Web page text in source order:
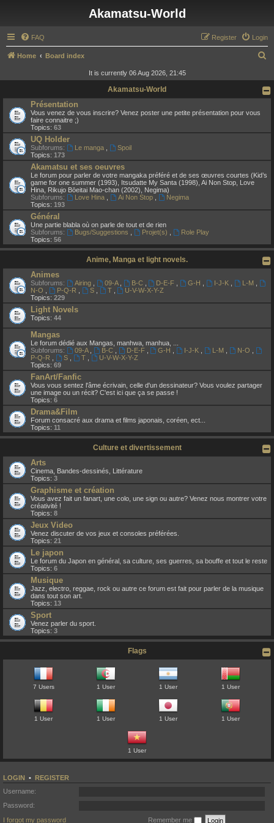
Akamatsu-World
FAQ Login
Register
Home Board index
r
It is currently 06 Aug 2026, 21:45
Akamatsu-World
Présentation
Vous venez de vous inscrire? Venez poster une petite présentation pour vous
faire connaitre ;)
Topics: 63
UQ Holder
Subforums: Le manga
Spoil
Topics: 173
Akamatsu et ses oeuvres
Le forum pour parler de votre mangaka préféré et de ses œuvres courtes (Kid’s
game for one summer (1993), Itsudatte My Santa (1998), Ai Non Stop, Love
Hina, Rikujo Bōeitai Mao-chan (2002), Negima)
Subforums:
Love Hina Ai Non Stop
Negima
Topics: 193
Général
Une partie blabla où on parle de tout et de rien
Subforums:
Bugs/Suggestions Projet(s)
Role Play
Topics: 56
Anime, Manga et light novels.
Animes
Subforums: Airing 09-A B-C D-E-F G-H I-J-K L-M
N-O
P-Q-R S T
U-V-W-X-Y-Z
Topics: 229
Light Novels
Topics: 44
Mangas
Le forum dédié aux Mangas, manhwa, manhua, ...
Subforums:
09-A B-C D-E-F G-H I-J-K L-M N-O
P-Q-R
S T
U-V-W-X-Y-Z
Topics: 69
FanArt/Fanfic
Vous vous sentez l'âme écrivain, celle d'un dessinateur? Vous voulez partager
une image ou un récit? C'est ici que ça se passe !
Topics: 6
Drama&Film
Forum consacré aux drama et films japonais, coréen, ect...
Topics: 11
Culture et divertissement
Arts
Cinema, Bandes-dessinés, Littérature
Topics: 3
Graphisme et création
Vous avez fait un fanart, une colo, une sign ou autre? Venez nous montrer votre
créativité !
Topics: 8
Jeux Video
Venez discuter de vos jeux et consoles préférées.
Topics: 21
Le japon
Le forum du Japon en général, sa culture, ses guerres, sa bouffe et tout le reste
Topics: 6
Musique
Jazz, electro, reggae, rock ou autre ce forum est fait pour parler de la musique
dans tout son art.
Topics: 13
Sport
Venez parler du sport.
Topics: 3
Flags
7 Users 1 User 1 User 1 User
1 User 1 User 1 User 1 User
1 User
LOGIN • REGISTER
Username:
Password:
I forgot my password
Remember me